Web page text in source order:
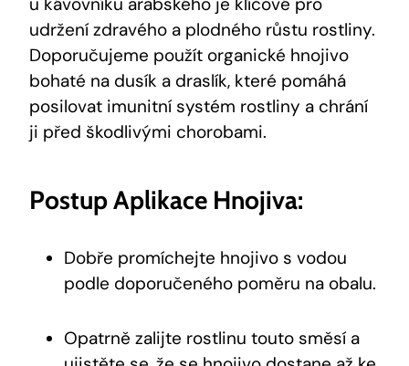
udržení zdravého a plodného růstu rostliny.
Doporučujeme použít organické hnojivo
bohaté na dusík a draslík, které pomáhá
posilovat imunitní systém rostliny a chrání
ji před škodlivými chorobami.
Postup Aplikace Hnojiva:
Dobře promíchejte hnojivo s vodou
podle doporučeného poměru na obalu.
Opatrně zalijte rostlinu touto směsí a